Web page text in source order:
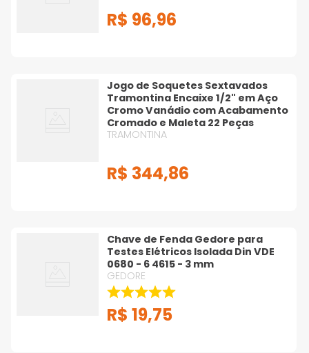
R$ 96,96
Jogo de Soquetes Sextavados
Tramontina Encaixe 1/2" em Aço
Cromo Vanádio com Acabamento
Cromado e Maleta 22 Peças
TRAMONTINA
R$ 344,86
Chave de Fenda Gedore para
Testes Elétricos Isolada Din VDE
0680 - 6 4615 - 3 mm
GEDORE
R$ 19,75